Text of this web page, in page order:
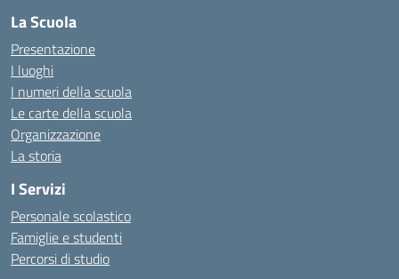
La Scuola
Presentazione
I luoghi
I numeri della scuola
Le carte della scuola
Organizzazione
La storia
I Servizi
Personale scolastico
Famiglie e studenti
Percorsi di studio